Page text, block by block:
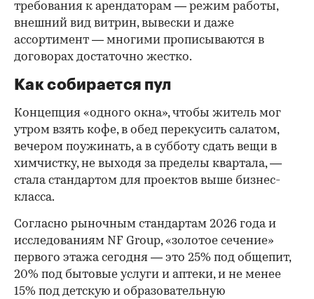
требования к арендаторам — режим работы,
внешний вид витрин, вывески и даже
ассортимент — многими прописываются в
договорах достаточно жестко.
Как собирается пул
Концепция «одного окна», чтобы житель мог
утром взять кофе, в обед перекусить салатом,
вечером поужинать, а в субботу сдать вещи в
химчистку, не выходя за пределы квартала, —
стала стандартом для проектов выше бизнес-
класса.
Согласно рыночным стандартам 2026 года и
исследованиям NF Group, «золотое сечение»
первого этажа сегодня — это 25% под общепит,
20% под бытовые услуги и аптеки, и не менее
15% под детскую и образовательную